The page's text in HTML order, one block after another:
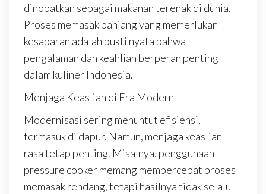
dinobatkan sebagai makanan terenak di dunia.
Proses memasak panjang yang memerlukan
kesabaran adalah bukti nyata bahwa
pengalaman dan keahlian berperan penting
dalam kuliner Indonesia.
Menjaga Keaslian di Era Modern
Modernisasi sering menuntut efisiensi,
termasuk di dapur. Namun, menjaga keaslian
rasa tetap penting. Misalnya, penggunaan
pressure cooker memang mempercepat proses
memasak rendang, tetapi hasilnya tidak selalu